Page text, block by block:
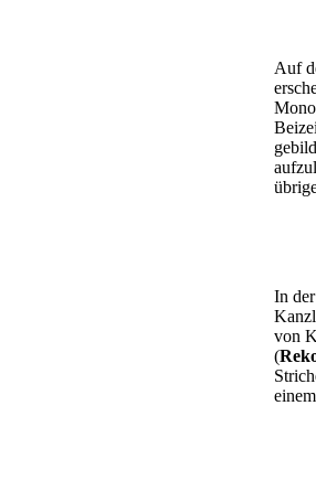
Auf
In
von
(